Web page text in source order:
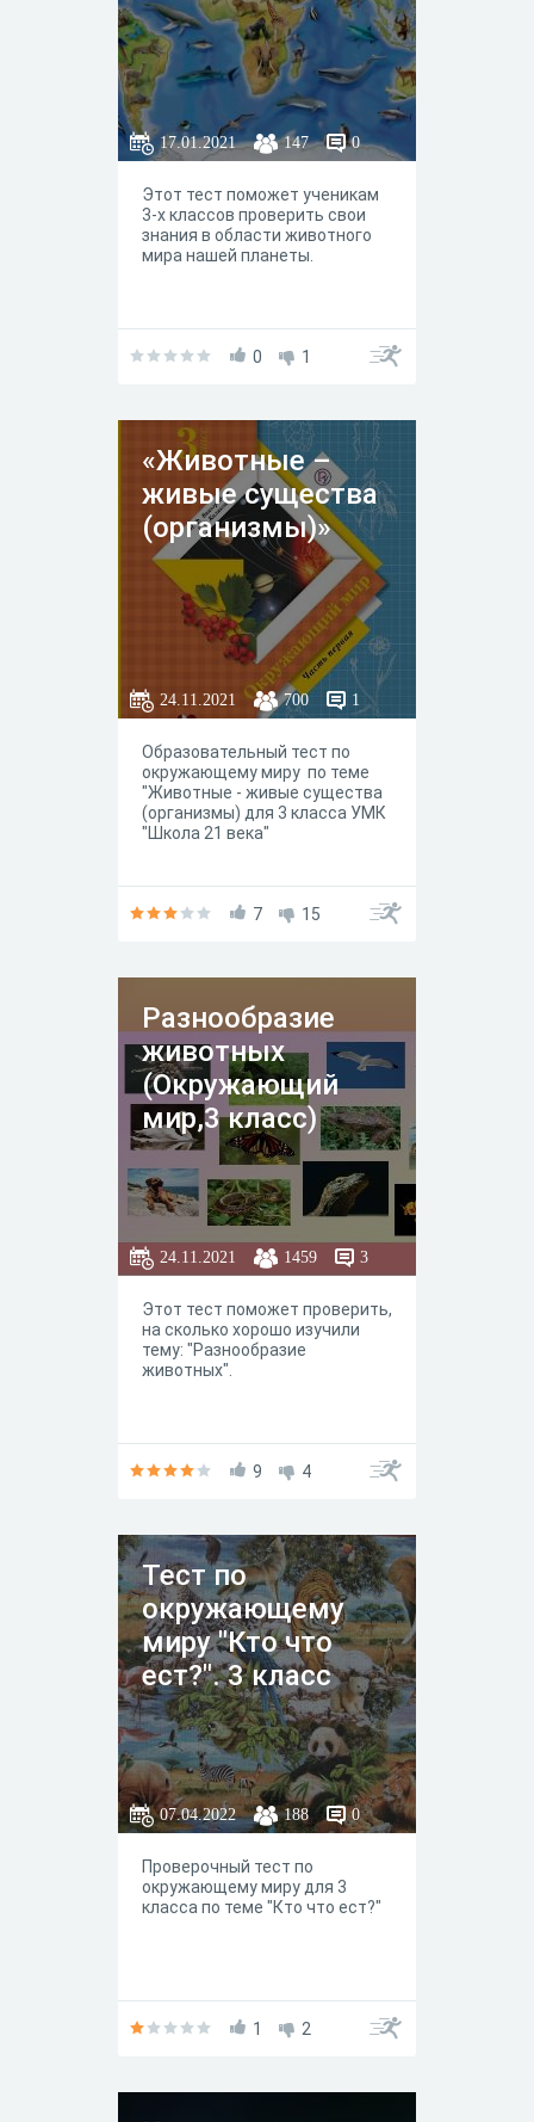
17.01.2021 147 0
Этот тест поможет ученикам
3-х классов проверить свои
знания в области животного
мира нашей планеты.
0 1
«Животные –
живые существа
(организмы)»
24.11.2021 700 1
Образовательный тест по
окружающему миру по теме
"Животные - живые существа
(организмы) для 3 класса УМК
"Школа 21 века"
7 15
Разнообразие
животных
(Окружающий
мир,3 класс)
24.11.2021 1459 3
Этот тест поможет проверить,
на сколько хорошо изучили
тему: "Разнообразие
животных".
9 4
Тест по
окружающему
миру "Кто что
ест?". 3 класс
07.04.2022 188 0
Проверочный тест по
окружающему миру для 3
класса по теме "Кто что ест?"
1 2